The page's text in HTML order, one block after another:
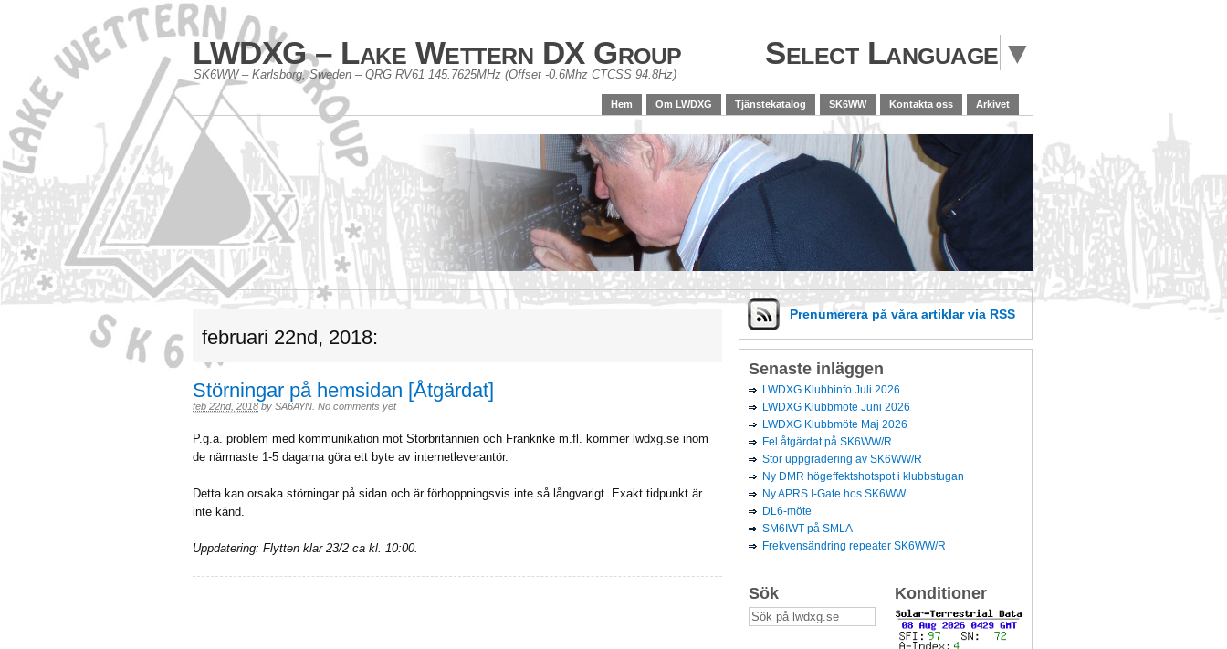
Select Language ▼
LWDXG – Lake Wettern DX Group
SK6WW – Karlsborg, Sweden – QRG RV61 145.7625MHz (Offset -0.6Mhz CTCSS 94.8Hz)
Hem Om LWDXG Tjänstekatalog SK6WW Kontakta oss Arkivet
februari 22nd, 2018:
Störningar på hemsidan [Åtgärdat]
feb 22nd, 2018 by SA6AYN No comments yet
P.g.a. problem med kommunikation mot Storbritannien och Frankrike m.fl. kommer lwdxg.se inom
de närmaste 1-5 dagarna göra ett byte av internetleverantör.
Detta kan orsaka störningar på sidan och är förhoppningsvis inte så långvarigt. Exakt tidpunkt är
inte känd.
Uppdatering: Flytten klar 23/2 ca kl. 10:00.
Prenumerera på våra artiklarvia RSS
Senaste inläggen
LWDXG Klubbinfo Juli 2026
LWDXG Klubbmöte Juni 2026
LWDXG Klubbmöte Maj 2026
Fel åtgärdat på SK6WW/R
Stor uppgradering av SK6WW/R
Ny DMR högeffektshotspot i klubbstugan
Ny APRS I-Gate hos SK6WW
DL6-möte
SM6IWT på SMLA
Frekvensändring repeater SK6WW/R
Sök Konditioner